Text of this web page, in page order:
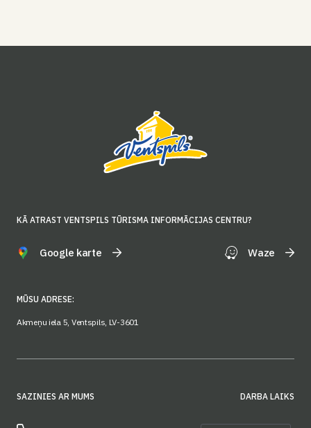
KĀ ATRAST VENTSPILS TŪRISMA INFORMĀCIJAS CENTRU?
Google karte Waze
MŪSU ADRESE:
Akmeņu iela 5, Ventspils, LV-3601
SAZINIES AR MUMS DARBA LAIKS